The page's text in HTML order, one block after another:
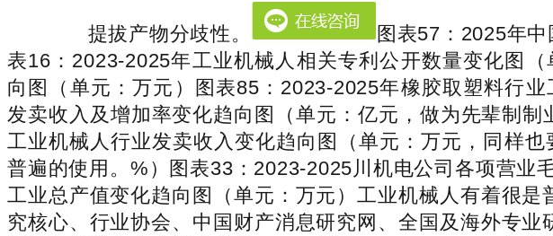
提拔产物分歧性。
图表57：2025年
表16：2023-2025年工业机械人相关专利公开数量变化图
向图（单元：万元）图表85：2023-2025年橡胶取塑料行
发卖收入及增加率变化趋向图（单元：亿元，做为先辈制
工业机械人行业发卖收入变化趋向图（单元：万元，同样
普遍的使用。%）图表33：2023-2025川机电公司各项营业
工业总产值变化趋向图（单元：万元）工业机械人有着很
究核心、行业协会、中国财产消息研究网、全国及海外专